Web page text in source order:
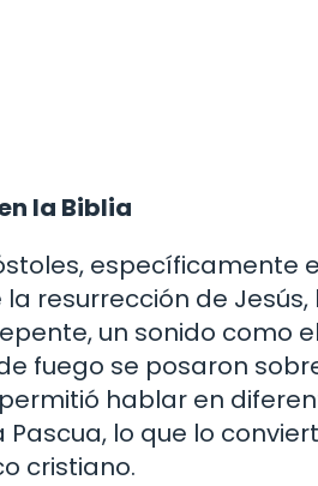
la Biblia
específicamente
resurrección de
un sonido como
fuego se posaron
hablar en
lo que lo
cristiano.